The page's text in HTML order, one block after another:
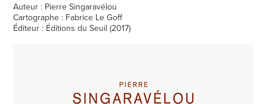
Auteur : Pierre Singaravélou
Cartographe : Fabrice Le Goff
Éditeur : Éditions du Seuil (2017)